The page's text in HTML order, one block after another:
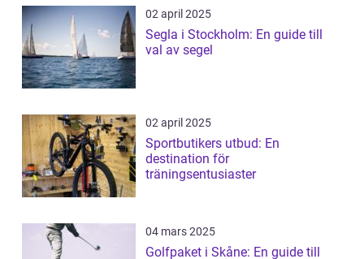
02 april 2025
Segla i Stockholm: En guide till
val av segel
02 april 2025
Sportbutikers utbud: En
destination för
träningsentusiaster
04 mars 2025
Golfpaket i Skåne: En guide till